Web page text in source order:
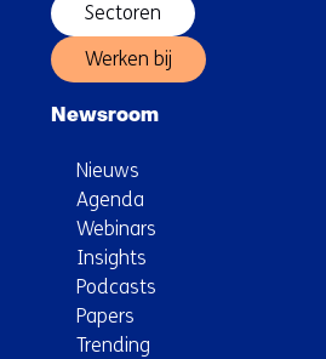
Sectoren
Werken bij
Newsroom
Nieuws
Agenda
Webinars
Insights
Podcasts
Papers
Trending